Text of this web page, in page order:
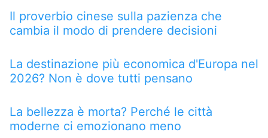
Il proverbio cinese sulla pazienza che
cambia il modo di prendere decisioni
La destinazione più economica d'Europa nel
2026? Non è dove tutti pensano
La bellezza è morta? Perché le città
moderne ci emozionano meno